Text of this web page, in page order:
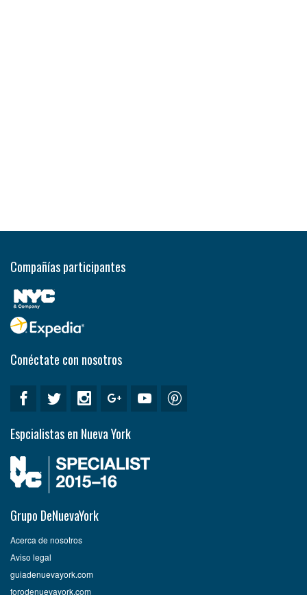
Compañías participantes
Conéctate con nosotros
Espcialistas en Nueva York
Grupo DeNuevaYork
Acerca de nosotros
Aviso legal
guiadenuevayork.com
forodenuevayork.com